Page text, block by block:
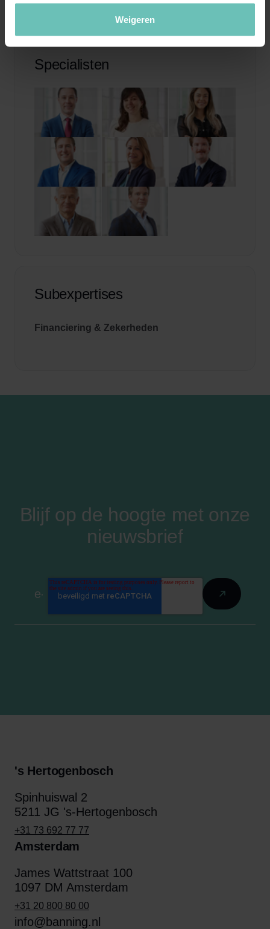
Weigeren
Specialisten
Subexpertises
Financiering & Zekerheden
Blijf op de hoogte met onze
nieuwsbrief
's Hertogenbosch
Spinhuiswal 2
5211 JG 's-Hertogenbosch
+31 73 692 77 77
Amsterdam
James Wattstraat 100
1097 DM Amsterdam
+31 20 800 80 00
info@banning.nl